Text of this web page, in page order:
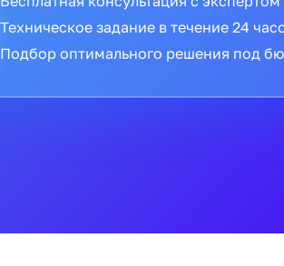
Прямые поставки от официальных
Полная гарантия производителя